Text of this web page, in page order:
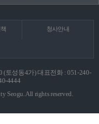
청사안내
(토성동4가) 대표전화 : 051-240-
4444
All rights reserved.